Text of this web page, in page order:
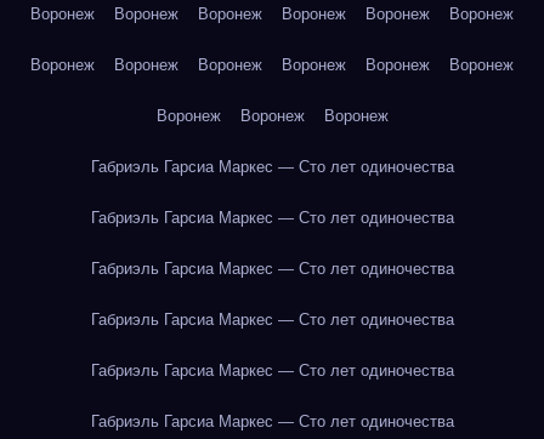
Воронеж Воронеж Воронеж Воронеж Воронеж Воронеж
Воронеж Воронеж Воронеж Воронеж Воронеж Воронеж
Воронеж Воронеж Воронеж
Габриэль Гарсиа Маркес — Сто лет одиночества
Габриэль Гарсиа Маркес — Сто лет одиночества
Габриэль Гарсиа Маркес — Сто лет одиночества
Габриэль Гарсиа Маркес — Сто лет одиночества
Габриэль Гарсиа Маркес — Сто лет одиночества
Габриэль Гарсиа Маркес — Сто лет одиночества